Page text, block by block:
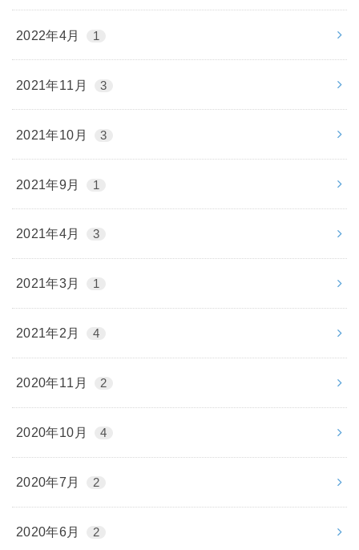
2022年4月 1
2021年11月 3
2021年10月 3
2021年9月 1
2021年4月 3
2021年3月 1
2021年2月 4
2020年11月 2
2020年10月 4
2020年7月 2
2020年6月 2